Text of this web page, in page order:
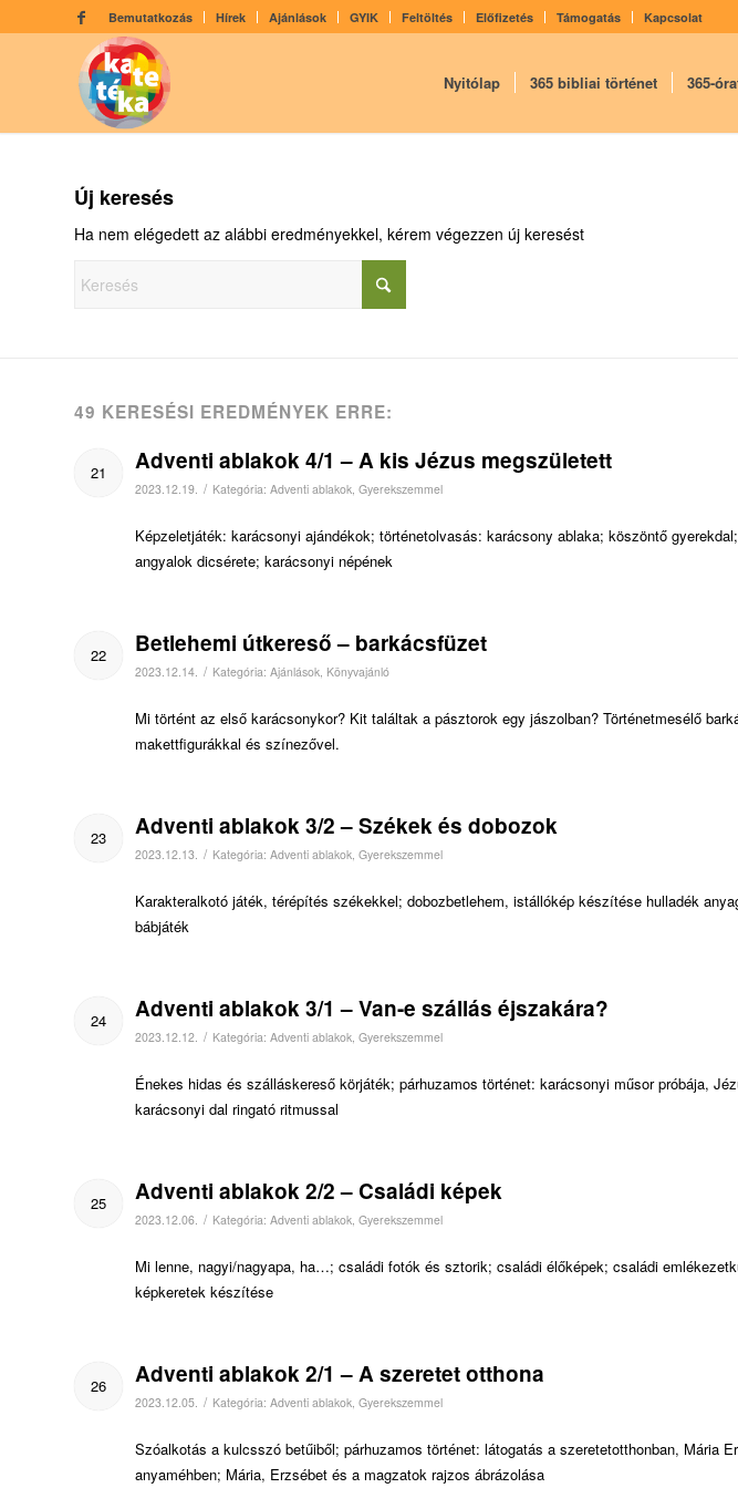
Bemutatkozás Hírek Ajánlások GYIK Feltöltés Előfizetés Támogatás Kapcsolat
Nyitólap 365 bibliai történet 365-
Új keresés
Ha nem elégedett az alábbi eredményekkel, kérem végezzen új keresést
49 KERESÉSI EREDMÉNYEK ERRE:
21 Adventi ablakok 4/1 – A kis Jézus megszületett
2023.12.19. / Kategória: Adventi ablakok Gyerekszemmel
Képzeletjáték: karácsonyi ajándékok; történetolvasás: karácsony ablaka; köszöntő
angyalok dicsérete; karácsonyi népének
22 Betlehemi útkereső – barkácsfüzet
2023.12.14. / Kategória: Ajánlások Könyvajánló
Mi történt az első karácsonykor? Kit találtak a pásztorok egy jászolban? Történetmesélő
makettfigurákkal és színezővel.
23 Adventi ablakok 3/2 – Székek és dobozok
2023.12.13. / Kategória: Adventi ablakok Gyerekszemmel
Karakteralkotó játék, térépítés székekkel; dobozbetlehem, istállókép készítése hulladék
bábjáték
24 Adventi ablakok 3/1 – Van-e szállás éjszakára?
2023.12.12. / Kategória: Adventi ablakok, Gyerekszemmel
Énekes hidas és szálláskereső körjáték; párhuzamos történet: karácsonyi műsor próbája,
karácsonyi dal ringató ritmussal
25 Adventi ablakok 2/2 – Családi képek
2023.12.06. / Kategória: Adventi ablakok, Gyerekszemmel
Mi lenne, nagyi/nagyapa, ha…; családi fotók és sztorik; családi élőképek; családi
képkeretek készítése
26 Adventi ablakok 2/1 – A szeretet otthona
2023.12.05. / Kategória: Adventi ablakok, Gyerekszemmel
Szóalkotás a kulcsszó betűiből; párhuzamos történet: látogatás a szeretetotthonban, Mária
anyaméhben; Mária, Erzsébet és a magzatok rajzos ábrázolása